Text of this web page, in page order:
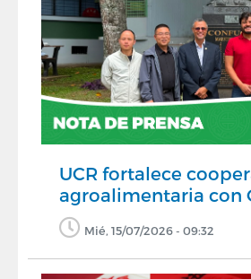
UCR fortalece
agroalimentaria con
Mié, 15/07/2026 - 09:32